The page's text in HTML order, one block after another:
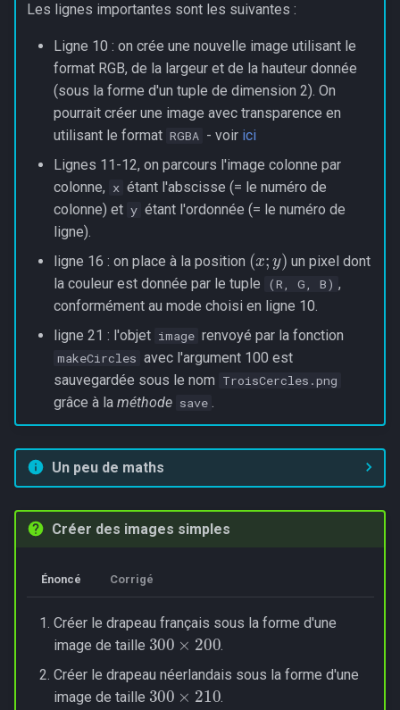
Les lignes importantes sont les suivantes :
Ligne 10 : on crée une nouvelle image utilisant le
format RGB, de la largeur et de la hauteur donnée
(sous la forme d'un tuple de dimension 2). On
pourrait créer une image avec transparence en
utilisant le format RGBA - voir ici
Lignes 11-12, on parcours l'image colonne par
colonne, x étant l'abscisse (= le numéro de
colonne) et y étant l'ordonnée (= le numéro de
ligne).
ligne 16 : on place à la position
( )
un pixel dont
la couleur est donnée par le tuple
(R, G, B) ,
conformément au mode choisi en ligne 10.
ligne 21 : l'objet image renvoyé par la fonction
makeCircles avec l'argument 100 est
sauvegardée sous le nom TroisCercles.png
grâce à la méthode save .
Un peu de maths
Créer des images simples
Énoncé Corrigé
Créer le drapeau français sous la forme d'une
image de taille
300×200
.
Créer le drapeau néerlandais sous la forme d'une
image de taille
300×210
.